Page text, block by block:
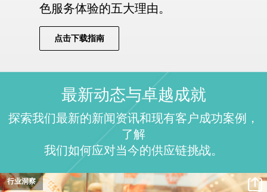
色服务体验的五大理由。
点击下载指南
最新动态与卓越成就
探索我们最新的新闻资讯和现有客户成功案例，
了解
我们如何应对当今的供应链挑战。
行业洞察